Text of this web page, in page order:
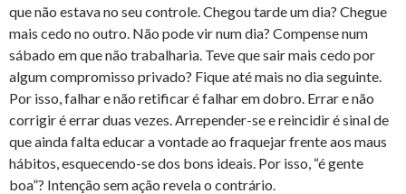
que não estava no seu controle. Chegou tarde um dia? Chegue
mais cedo no outro. Não pode vir num dia? Compense num
sábado em que não trabalharia. Teve que sair mais cedo por
algum compromisso privado? Fique até mais no dia seguinte.
Por isso, falhar e não retificar é falhar em dobro. Errar e não
corrigir é errar duas vezes. Arrepender-se e reincidir é sinal de
que ainda falta educar a vontade ao fraquejar frente aos maus
hábitos, esquecendo-se dos bons ideais. Por isso, “é gente
boa”? Intenção sem ação revela o contrário.